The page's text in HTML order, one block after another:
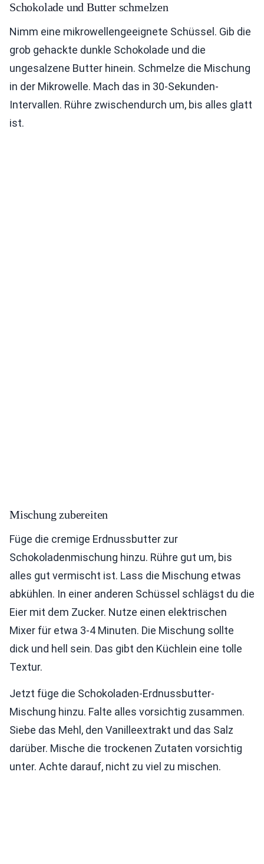
Schokolade und Butter schmelzen
Nimm eine mikrowellengeeignete Schüssel. Gib die
grob gehackte dunkle Schokolade und die
ungesalzene Butter hinein. Schmelze die Mischung
in der Mikrowelle. Mach das in 30-Sekunden-
Intervallen. Rühre zwischendurch um, bis alles glatt
ist.
Mischung zubereiten
Füge die cremige Erdnussbutter zur
Schokoladenmischung hinzu. Rühre gut um, bis
alles gut vermischt ist. Lass die Mischung etwas
abkühlen. In einer anderen Schüssel schlägst du die
Eier mit dem Zucker. Nutze einen elektrischen
Mixer für etwa 3-4 Minuten. Die Mischung sollte
dick und hell sein. Das gibt den Küchlein eine tolle
Textur.
Jetzt füge die Schokoladen-Erdnussbutter-
Mischung hinzu. Falte alles vorsichtig zusammen.
Siebe das Mehl, den Vanilleextrakt und das Salz
darüber. Mische die trockenen Zutaten vorsichtig
unter. Achte darauf, nicht zu viel zu mischen.